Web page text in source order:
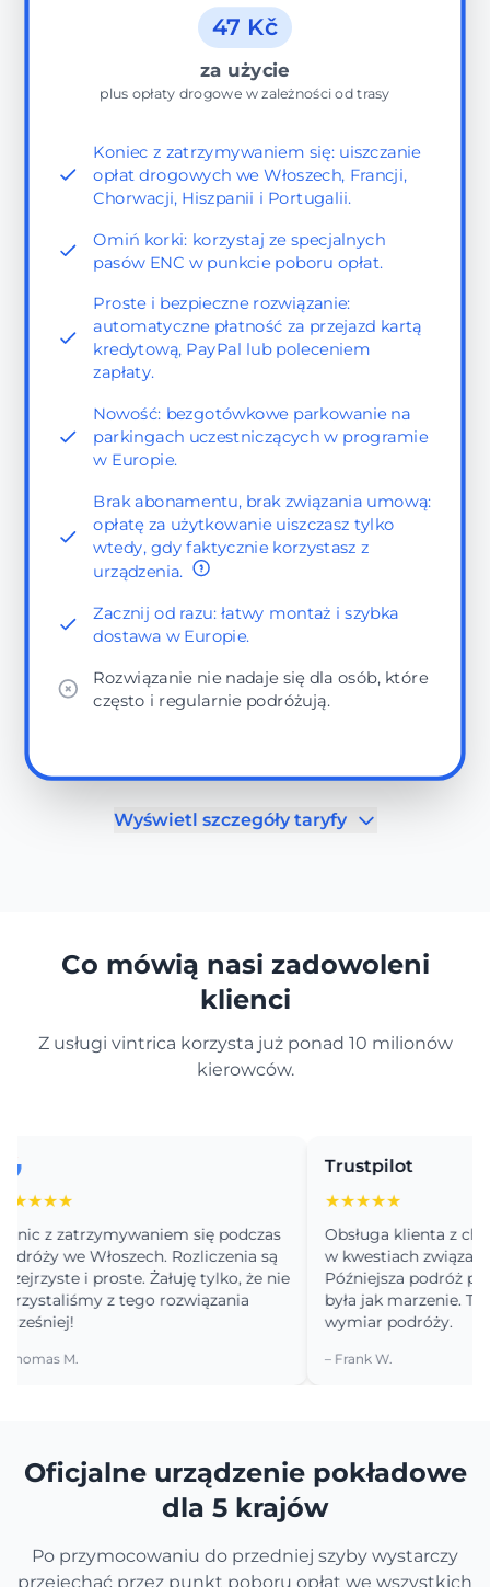
47 Kč
za użycie
plus opłaty drogowe w zależności od trasy
Koniec z zatrzymywaniem się: uiszczanie
opłat drogowych we Włoszech, Francji,
Chorwacji, Hiszpanii i Portugalii.
Omiń korki: korzystaj ze specjalnych
pasów ENC w punkcie poboru opłat.
Proste i bezpieczne rozwiązanie:
automatyczne płatność za przejazd kartą
kredytową, PayPal lub poleceniem
zapłaty.
Nowość: bezgotówkowe parkowanie na
parkingach uczestniczących w programie
w Europie.
Brak abonamentu, brak związania umową:
opłatę za użytkowanie uiszczasz tylko
wtedy, gdy faktycznie korzystasz z
urządzenia.
Zacznij od razu: łatwy montaż i szybka
dostawa w Europie.
Rozwiązanie nie nadaje się dla osób, które
często i regularnie podróżują.
Wyświetl szczegóły taryfy
Co mówią nasi zadowoleni
klienci
Z usługi vintrica korzysta już ponad 10 milionów
kierowców.
zatrzymywaniem się podczas
we Włoszech. Rozliczenia są
i proste. Żałuję tylko, że nie
z tego rozwiązania
M.
Trustpilot
★★★★★
Obsługa klienta z chęcią
w kwestiach związanych z
Późniejsza podróż przez
była jak marzenie. To
wymiar podróży.
– Frank W.
Oficjalne urządzenie pokładowe
dla 5 krajów
Po przymocowaniu do przedniej szyby wystarczy
przejechać przez punkt poboru opłat we wszystkich